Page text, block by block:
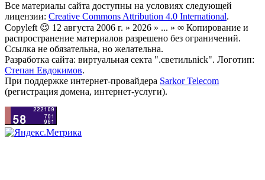
Все материалы сайта доступны на условиях следующей
лицензии: Creative Commons Attribution 4.0 International.
Copyleft 😉 12 августа 2006 г. » 2026 » ... » ∞ Копирование и
распространение материалов разрешено без ограничений.
Ссылка не обязательна, но желательна.
Разработка сайта: виртуальная секта ".светильnick". Логотип:
Степан Евдокимов.
При поддержке интернет-провайдера Sarkor Telecom
(регистрация домена, интернет-услуги).